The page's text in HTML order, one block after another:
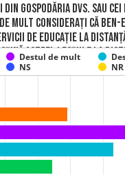
Copiii din gospodăria Dvs. sau
mult considerați că ben-
de educație la
astfel lecțiile la
Destul de mult
NS NR